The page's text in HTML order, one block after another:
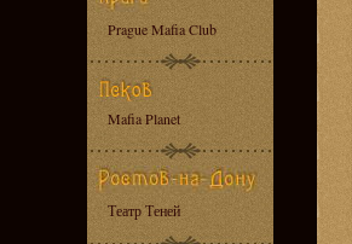
Prague Mafia Club
Mafia Planet
Театр Теней